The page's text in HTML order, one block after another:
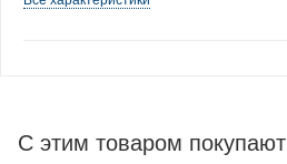
С этим товаром покупают